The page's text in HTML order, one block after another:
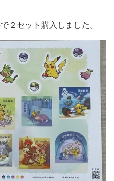
２セット購入しました。